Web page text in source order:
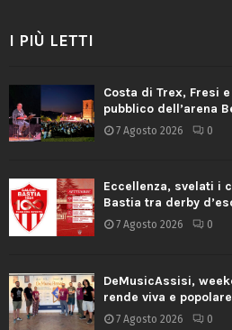
I PIÙ LETTI
Costa di Trex, Fresi
pubblico dell’arena
7 Agosto 2026 0
Eccellenza, svelati i
Bastia tra derby
7 Agosto 2026 0
DeMusicAssisi,
rende viva e
7 Agosto 2026 0